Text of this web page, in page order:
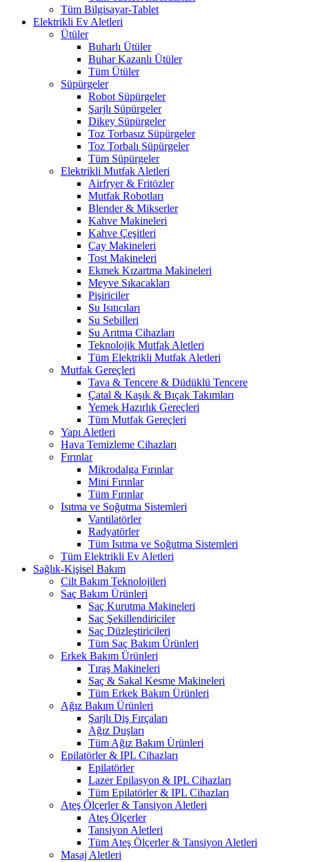
Tüm Bilgisayar-Tablet
Elektrikli Ev Aletleri
Ütüler
Buharlı Ütüler
Buhar Kazanlı Ütüler
Tüm Ütüler
Süpürgeler
Robot Süpürgeler
Şarjlı Süpürgeler
Dikey Süpürgeler
Toz Torbasız Süpürgeler
Toz Torbalı Süpürgeler
Tüm Süpürgeler
Elektrikli Mutfak Aletleri
Airfryer & Fritözler
Mutfak Robotları
Blender & Mikserler
Kahve Makineleri
Kahve Çeşitleri
Çay Makineleri
Tost Makineleri
Ekmek Kızartma Makineleri
Meyve Sıkacakları
Pişiriciler
Su Isıtıcıları
Su Sebilleri
Su Arıtma Cihazları
Teknolojik Mutfak Aletleri
Tüm Elektrikli Mutfak Aletleri
Mutfak Gereçleri
Tava & Tencere & Düdüklü Tencere
Çatal & Kaşık & Bıçak Takımları
Yemek Hazırlık Gereçleri
Tüm Mutfak Gereçleri
Yapı Aletleri
Hava Temizleme Cihazları
Fırınlar
Mikrodalga Fırınlar
Mini Fırınlar
Tüm Fırınlar
Isıtma ve Soğutma Sistemleri
Vantilatörler
Radyatörler
Tüm Isıtma ve Soğutma Sistemleri
Tüm Elektrikli Ev Aletleri
Sağlık-Kişisel Bakım
Cilt Bakım Teknolojileri
Saç Bakım Ürünleri
Saç Kurutma Makineleri
Saç Şekillendiriciler
Saç Düzleştiricileri
Tüm Saç Bakım Ürünleri
Erkek Bakım Ürünleri
Tıraş Makineleri
Saç & Sakal Kesme Makineleri
Tüm Erkek Bakım Ürünleri
Ağız Bakım Ürünleri
Şarjlı Diş Fırçaları
Ağız Duşları
Tüm Ağız Bakım Ürünleri
Epilatörler & IPL Cihazları
Epilatörler
Lazer Epilasyon & IPL Cihazları
Tüm Epilatörler & IPL Cihazları
Ateş Ölçerler & Tansiyon Aletleri
Ateş Ölçerler
Tansiyon Aletleri
Tüm Ateş Ölçerler & Tansiyon Aletleri
Masaj Aletleri